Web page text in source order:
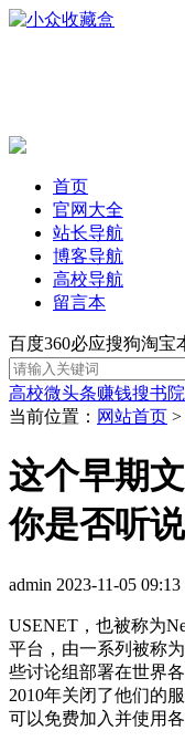
首页
官网大全
站长导航
博客导航
高校导航
留言本
百度360必应搜狗淘宝
高校微头条赚钱搜书
当前位置： 网站首页 >
这个早期
你是否听
admin 2023-11-05 09:13
USENET，也被称为
平台，由一系列被称
些讨论组部署在世界
2010年关闭了他们的
可以免费加入并使用